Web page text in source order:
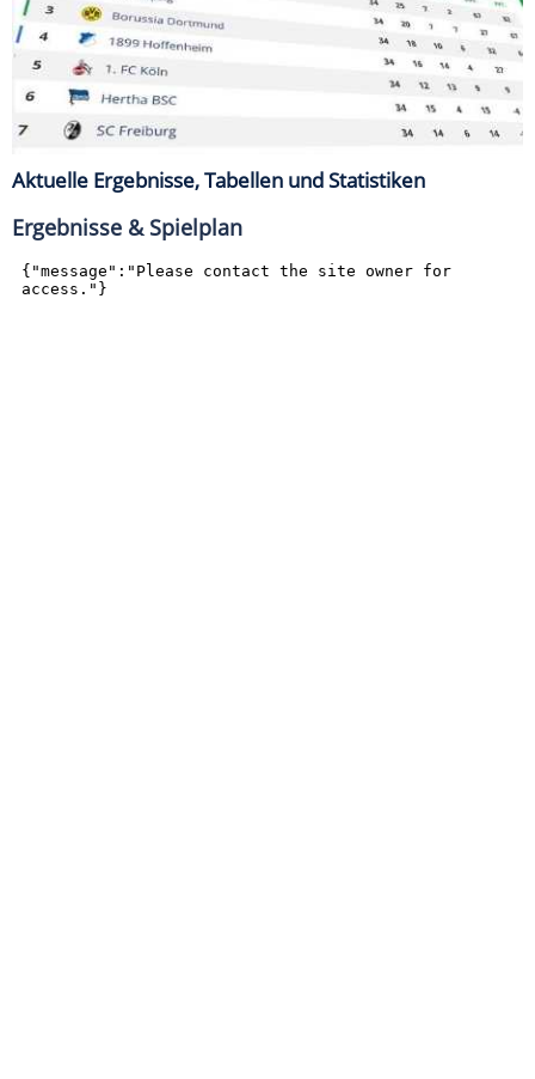
Aktuelle Ergebnisse, Tabellen und Statistiken
Ergebnisse & Spielplan